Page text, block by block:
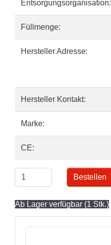
Entsorgungsorganisation:
Füllmenge:
Hersteller Adresse:
Hersteller Kontakt:
Marke:
CE:
Bestellen
Ab Lager verfügbar (1 Stk.)